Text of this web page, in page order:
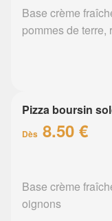
Base crème
pommes de terre,
Pizza boursin
Dès 8.50 €
Base crème
oignons